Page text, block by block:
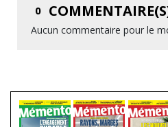
0
Aucun commentaire pour le